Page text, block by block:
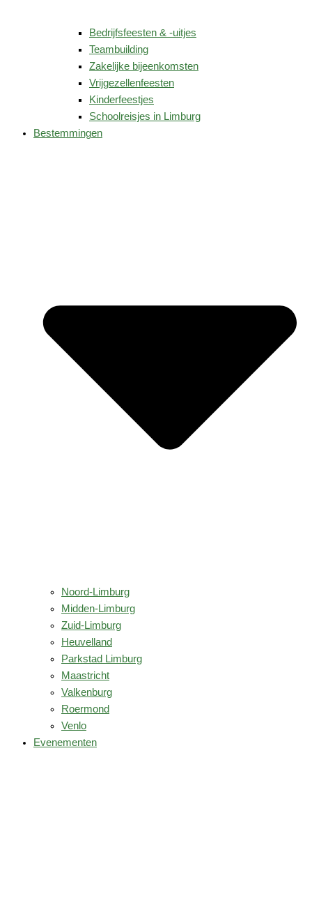
Bedrijfsfeesten & -uitjes
Teambuilding
Zakelijke bijeenkomsten
Vrijgezellenfeesten
Kinderfeestjes
Schoolreisjes in Limburg
Bestemmingen
Noord-Limburg
Midden-Limburg
Zuid-Limburg
Heuvelland
Parkstad Limburg
Maastricht
Valkenburg
Roermond
Venlo
Evenementen